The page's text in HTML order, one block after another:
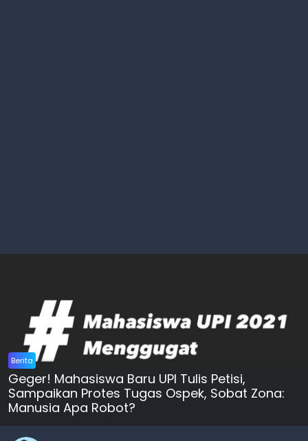
Berita
Geger! Mahasiswa Baru UPI Tulis Petisi,
Sampaikan Protes Tugas Ospek, Sobat Zona:
Manusia Apa Robot?